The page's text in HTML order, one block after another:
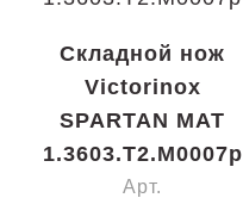
Складной нож
Victorinox
SPARTAN MAT
1.3603.T2.M0007p
Арт.